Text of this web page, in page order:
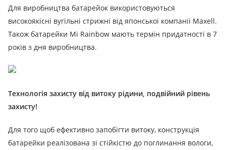
Для виробництва батарейок використовуються
високоякісні вугільні стрижні від японської компанії Maxell.
Також батарейки Mi Rainbow мають термін придатності в 7
років з дня виробництва.
Технологія захисту від витоку рідини, подвійний рівень
захисту!
Для того щоб ефективно запобігти витоку, конструкція
батарейки реалізована зі стійкістю до поглинання вологи,